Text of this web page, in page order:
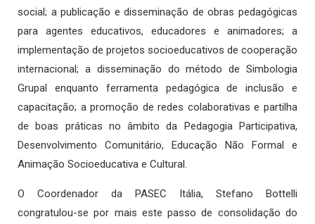
social; a publicação e disseminação de obras pedagógicas
para agentes educativos, educadores e animadores; a
implementação de projetos socioeducativos de cooperação
internacional; a disseminação do método de Simbologia
Grupal enquanto ferramenta pedagógica de inclusão e
capacitação; a promoção de redes colaborativas e partilha
de boas práticas no âmbito da Pedagogia Participativa,
Desenvolvimento Comunitário, Educação Não Formal e
Animação Socioeducativa e Cultural.
O Coordenador da PASEC Itália, Stefano Bottelli
congratulou-se por mais este passo de consolidação do